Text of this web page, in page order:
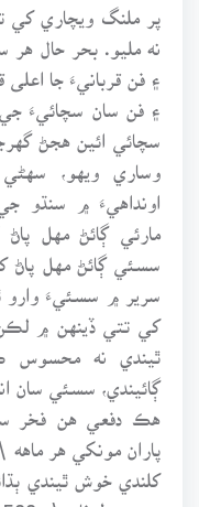
پر ملنگ ويچاري کي
نه مليو. بحر حال هر
۽ فن قربانيءَ جا اعلى
۽ فن سان سچائيءَ
سچائي ائين هجڻ
وساري ويهو،
اونداهيءَ ۾ سنڌو
مارئي ڳائڻ مهل
سسئي ڳائڻ مهل
سرير ۾ سسئيءَ
کي تتي ڏينهن ۾ لڪن
ٿيندي نه محسوس
ڳائيندي، سسئي سان
هڪ دفعي هن فخر
کلندي خوش ٿيندي
صوبي طرفان \=500 روپيا ملندا آهن.